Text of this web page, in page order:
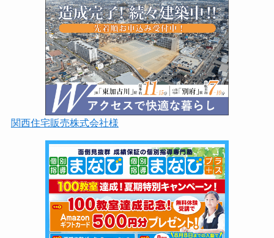
関西住宅販売株式会社様